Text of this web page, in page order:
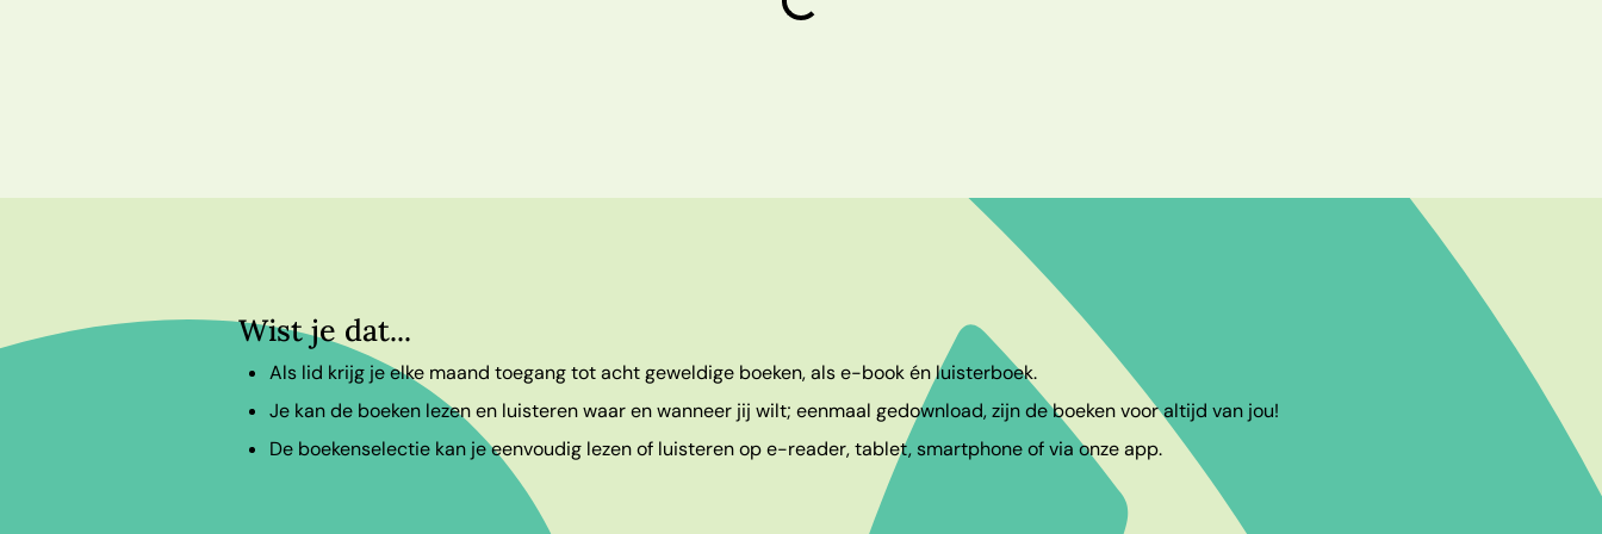
Wist je dat...
Als lid krijg je elke maand toegang tot acht geweldige boeken, als e-book én luisterboek.
Je kan de boeken lezen en luisteren waar en wanneer jij wilt; eenmaal gedownload, zijn de boeken voor altijd van jou!
De boekenselectie kan je eenvoudig lezen of luisteren op e-reader, tablet, smartphone of via onze app.